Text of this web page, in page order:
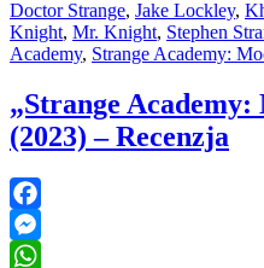
Doctor Strange, Jake Lockley,
Knight, Mr. Knight, Stephen
Academy, Strange Academy:
„Strange
(2023) – Recenzja
Facebook
Messenger